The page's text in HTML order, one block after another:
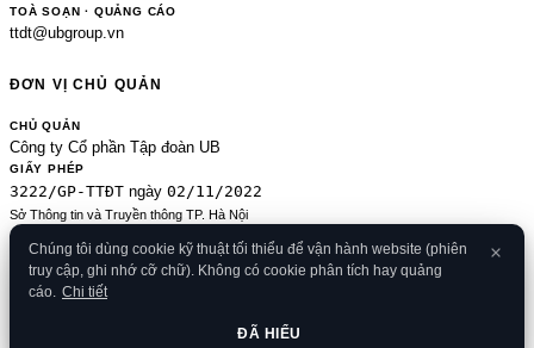
TOÀ SOẠN · QUẢNG CÁO
ttdt@ubgroup.vn
ĐƠN VỊ CHỦ QUẢN
CHỦ QUẢN
Công ty Cổ phần Tập đoàn UB
GIẤY PHÉP
3222/GP-TTĐT ngày 02/11/2022
Sở Thông tin và Truyền thông TP. Hà Nội
Sửa đổi của 2489/GP-TTĐT ngày 24/8/2020
ĐKKD
0106080414· cấp09/01/2013
© 2026 Banker.vn
Cookies·Liên hệ
Chúng tôi dùng cookie kỹ thuật tối thiểu để vận hành website (phiên
truy cập, ghi nhớ cỡ chữ). Không có cookie phân tích hay quảng
cáo. Chi tiết
ĐÃ HIỂU